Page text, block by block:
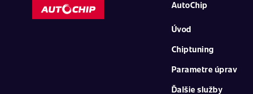
AutoChip
Úvod
Chiptuning
Parametre úprav
Ďalšie služby